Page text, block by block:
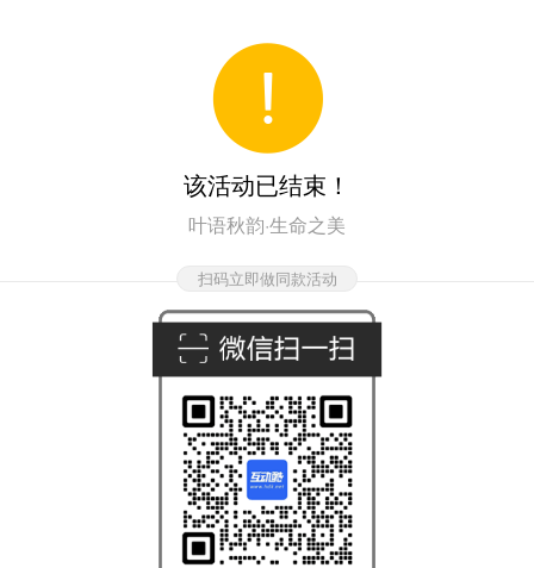
该活动已结束！
叶语秋韵·生命之美
扫码立即做同款活动